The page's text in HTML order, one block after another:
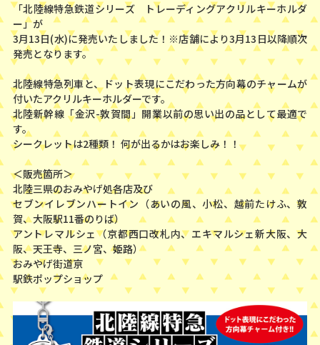
「北陸線特急鉄道シリーズ トレーディングアクリルキーホルダ
ー」が
3月13日(水)に発売いたしました！※店舗により3月13日以降順次
発売となります。
北陸線特急列車と、ドット表現にこだわった方向幕のチャームが
付いたアクリルキーホルダーです。
北陸新幹線「金沢-敦賀間」開業以前の思い出の品として最適で
す。
シークレットは2種類！ 何が出るかはお楽しみ！！
＜販売箇所＞
北陸三県のおみやげ処各店及び
セブンイレブンハートイン（あいの風、小松、越前たけふ、敦
賀、大阪駅11番のりば）
アントレマルシェ（京都西口改札内、エキマルシェ新大阪、大
阪、天王寺、三ノ宮、姫路）
おみやげ街道亰
駅鉄ポップショップ